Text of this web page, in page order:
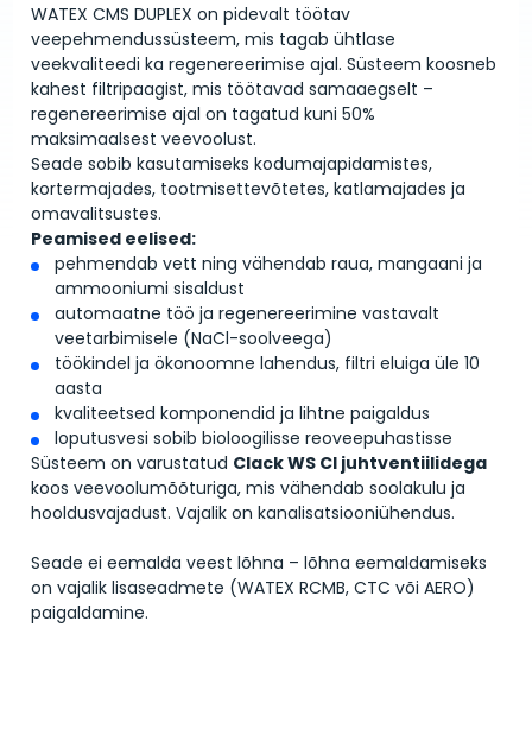
WATEX CMS DUPLEX on pidevalt töötav
veepehmendussüsteem, mis tagab ühtlase
veekvaliteedi ka regenereerimise ajal. Süsteem koosneb
kahest filtripaagist, mis töötavad samaaegselt –
regenereerimise ajal on tagatud kuni 50%
maksimaalsest veevoolust.
Seade sobib kasutamiseks kodumajapidamistes,
kortermajades, tootmisettevõtetes, katlamajades ja
omavalitsustes.
Peamised eelised:
pehmendab vett ning vähendab raua, mangaani ja
ammooniumi sisaldust
automaatne töö ja regenereerimine vastavalt
veetarbimisele (NaCl-soolveega)
töökindel ja ökonoomne lahendus, filtri eluiga üle 10
aasta
kvaliteetsed komponendid ja lihtne paigaldus
loputusvesi sobib bioloogilisse reoveepuhastisse
Süsteem on varustatud Clack WS CI juhtventiilidega
koos veevoolumõõturiga, mis vähendab soolakulu ja
hooldusvajadust. Vajalik on kanalisatsiooniühendus.
Seade ei eemalda veest lõhna – lõhna eemaldamiseks
on vajalik lisaseadmete (WATEX RCMB, CTC või AERO)
paigaldamine.